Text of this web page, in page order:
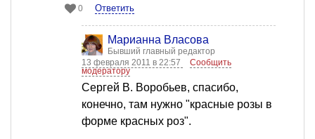
0 Ответить
Марианна Власова
Бывший главный редактор
13 февраля 2011 в 22:57
Сообщить
модератору
Сергей В. Воробьев, спасибо,
конечно, там нужно "красные розы в
форме красных роз".